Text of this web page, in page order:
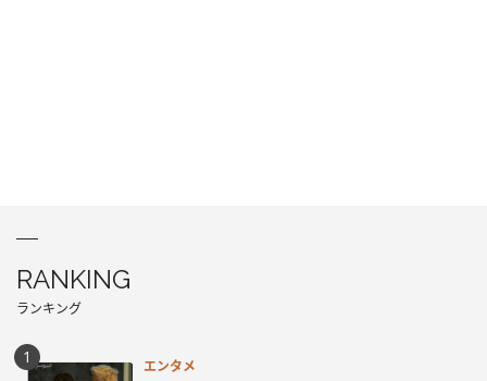
RANKING
ランキング
エンタメ